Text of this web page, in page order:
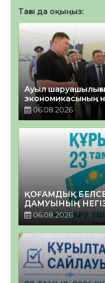
Тағы да оқыңыз:
Ауыл шаруашылығы
экономикасының
06.08.2026
ҚОҒАМДЫҚ
ДАМУЫНЫҢ
06.08.2026